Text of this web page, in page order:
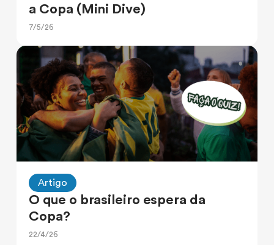
a Copa (Mini Dive)
7/5/26
Artigo
O que o brasileiro espera da
Copa?
22/4/26